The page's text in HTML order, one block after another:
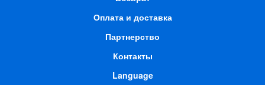
Оплата и доставка
Партнерство
Контакты
Language